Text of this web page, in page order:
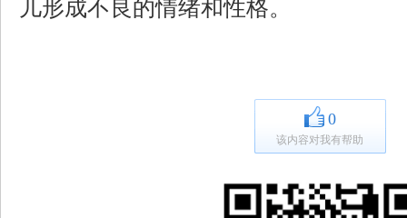
儿形成不良的情绪和性格。
0
该内容对我有帮助